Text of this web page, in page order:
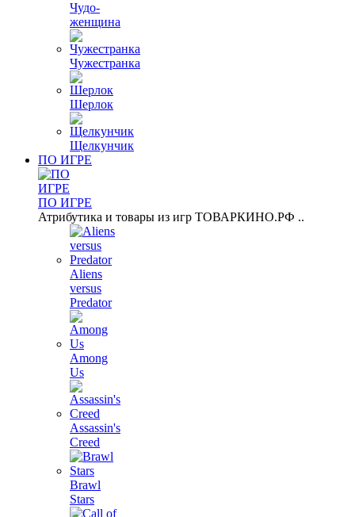
Чудо-
женщина
Чужестранка
Шерлок
Щелкунчик
ПО ИГРЕ
ПО ИГРЕ
Атрибутика и товары из игр ТОВАРКИНО.РФ ..
Aliens
versus
Predator
Among
Us
Assassin's
Creed
Brawl
Stars